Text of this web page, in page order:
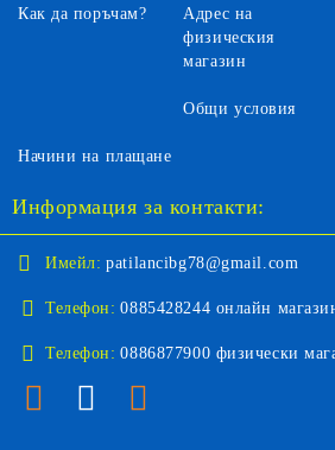
Как да поръчам?
Адрес на
физическия
магазин
Общи условия
Начини на плащане
Информация за контакти:
Имейл: patilancibg78@gmail.com
Телефон: 0885428244 онлайн
Телефон: 0886877900 физически